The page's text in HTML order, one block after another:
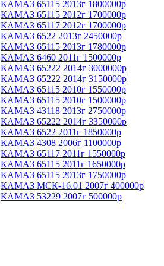
КАМАЗ 65115 2013г 1800000р
КАМАЗ 65115 2012г 1700000р
КАМАЗ 65117 2012г 1700000р
КАМАЗ 6522 2013г 2450000р
КАМАЗ 65115 2013г 1780000р
КАМАЗ 6460 2011г 1500000р
КАМАЗ 65222 2014г 3000000р
КАМАЗ 65222 2014г 3150000р
КАМАЗ 65115 2010г 1550000р
КАМАЗ 65115 2010г 1500000р
КАМАЗ 43118 2013г 2750000р
КАМАЗ 65222 2014г 3350000р
КАМАЗ 6522 2011г 1850000р
КАМАЗ 4308 2006г 1100000р
КАМАЗ 65117 2011г 1550000р
КАМАЗ 65115 2011г 1650000р
КАМАЗ 65115 2013г 1750000р
КАМАЗ МСК-16.01 2007г 400000р
КАМАЗ 53229 2007г 500000р